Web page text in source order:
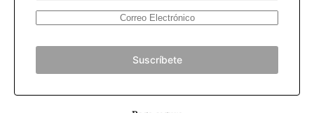
Suscríbete